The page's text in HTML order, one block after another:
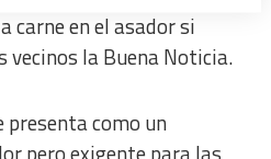
carne en el asador si
vecinos la Buena Noticia.
presenta como un
content